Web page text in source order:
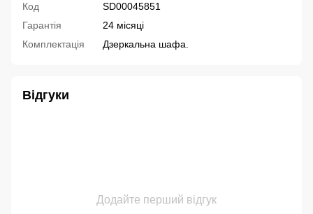
Код
SD00045851
Гарантія
24 місяці
Комплектація
Дзеркальна шафа.
Відгуки
Додайте перший відгук